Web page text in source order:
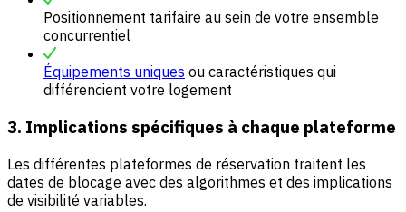
Positionnement tarifaire au sein de votre ensemble
concurrentiel
Équipements uniques ou caractéristiques qui
différencient votre logement
3. Implications spécifiques à chaque plateforme
Les différentes plateformes de réservation traitent les
dates de blocage avec des algorithmes et des implications
de visibilité variables.